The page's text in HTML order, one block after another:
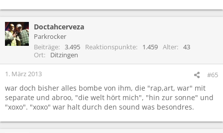
Doctahcerveza
Parkrocker
Beiträge
3.495 Reaktionspunkte 1.459 Alter
43
Ort
Ditzingen
1. März 2013 #65
war doch bisher alles bombe von ihm, die "rap,art, war" mit
separate und abroo, "die welt hört mich", "hin zur sonne" und
"xoxo". "xoxo" war halt durch den sound was besondres.